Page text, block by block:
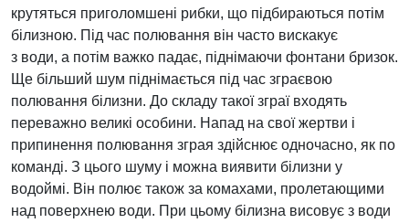
крутяться приголомшені рибки, що підбираються потім
білизною. Під час полювання він часто вискакує
з води, а потім важко падає, піднімаючи фонтани бризок.
Ще більший шум піднімається під час зграєвою
полювання білизни. До складу такої зграї входять
переважно великі особини. Напад на свої жертви і
припинення полювання зграя здійснює одночасно, як по
команді. З цього шуму і можна виявити білизни у
водоймі. Він полює також за комахами, пролетающими
над поверхнею води. При цьому білизна висовує з води